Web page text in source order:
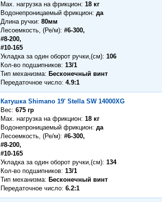
Max. нагрузка на фрикцион 18 кг
Водонепроницаемый фрикцион да
Длина ручки 80мм
Лесоемкость, (Ре/м) #6-300,
#8-200,
#10-165
Укладка за один оборот ручки,(см) 106
Кол-во подшипников 13/1
Тип механизма
Бесконечный винт
Передаточное число 4.9:1
Катушка Shimano 19' Stella SW 14000XG
Вес
675 гр
Max. нагрузка на фрикцион 18 кг
Водонепроницаемый фрикцион да
Лесоемкость, (Ре/м) #6-300,
#8-200,
#10-165
Укладка за один оборот ручки,(см) 134
Кол-во подшипников 13/1
Тип механизма
Бесконечный винт
Передаточное число 6.2:1